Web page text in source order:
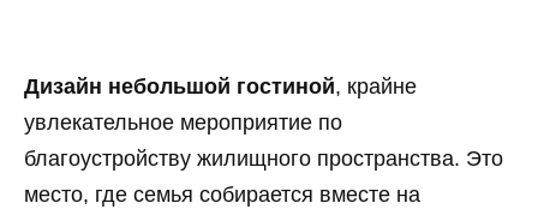
Дизайн небольшой гостиной, крайне
увлекательное мероприятие по
благоустройству жилищного пространства. Это
место, где семья собирается вместе на